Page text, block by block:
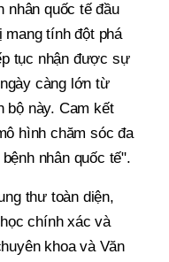
nhân quốc tế đầu
tính đột phá
tục nhận được sự
càng lớn từ
bộ này. Cam kết
hình chăm sóc đa
nhân quốc tế".
thư toàn diện,
chính xác và
khoa và Văn